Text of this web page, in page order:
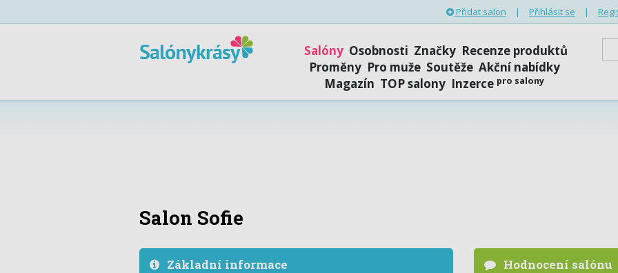
Přidat salon | Přihlásit se |
Salóny Osobnosti Značky Recenze produktů
Proměny Pro muže Soutěže Akční nabídky
Magazín TOP salony Inzerce pro salony
Salon Sofie
Základní informace Hodnocení salónu